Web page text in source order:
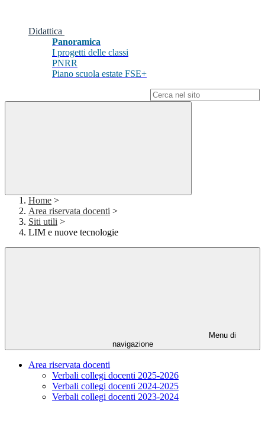
Didattica
Panoramica
I progetti delle classi
PNRR
Piano scuola estate FSE+
Home >
Area riservata docenti >
Siti utili >
LIM e nuove tecnologie
Menu di
navigazione
Area riservata docenti
Verbali collegi docenti 2025-2026
Verbali collegi docenti 2024-2025
Verbali collegi docenti 2023-2024